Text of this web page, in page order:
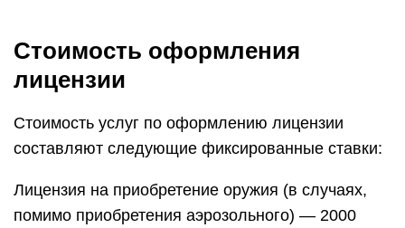
Стоимость оформления
лицензии
Стоимость услуг по оформлению лицензии
составляют следующие фиксированные ставки:
Лицензия на приобретение оружия (в случаях,
помимо приобретения аэрозольного) — 2000